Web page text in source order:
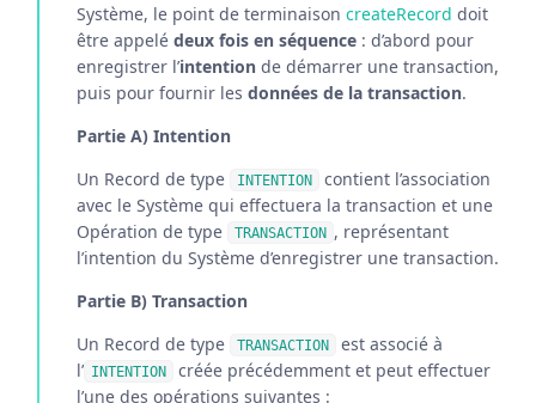
Système, le point de terminaison createRecord doit
être appelé deux fois en séquence : d’abord pour
enregistrer l’intention de démarrer une transaction,
puis pour fournir les données de la transaction.
Partie A) Intention
Un Record de type
INTENTION
contient l’association
avec le Système qui effectuera la transaction et une
Opération de type
TRANSACTION , représentant
l’intention du Système d’enregistrer une transaction.
Partie B) Transaction
Un Record de type
TRANSACTION
est associé à
l’ INTENTION
créée précédemment et peut effectuer
l’une des opérations suivantes :